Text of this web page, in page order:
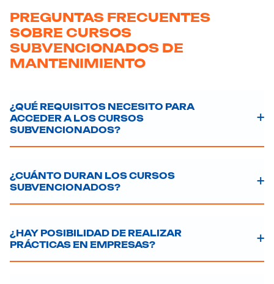
PREGUNTAS FRECUENTES
SOBRE CURSOS
SUBVENCIONADOS DE
MANTENIMIENTO
¿QUÉ REQUISITOS NECESITO PARA
ACCEDER A LOS CURSOS
SUBVENCIONADOS?
¿CUÁNTO DURAN LOS CURSOS
SUBVENCIONADOS?
¿HAY POSIBILIDAD DE REALIZAR
PRÁCTICAS EN EMPRESAS?